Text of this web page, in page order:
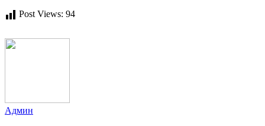
Post Views: 94
Админ